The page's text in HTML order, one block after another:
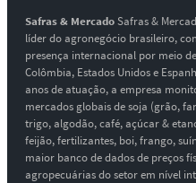
Safras & MercadoSafras &
líder do agronegócio brasileiro,
presença internacional por meio
Colômbia, Estados Unidos e
anos de atuação, a empresa
mercados globais de soja (grão,
trigo, algodão, café, açúcar &
feijão, fertilizantes, boi, frango,
maior banco de dados de preços
agropecuárias do setor em nível